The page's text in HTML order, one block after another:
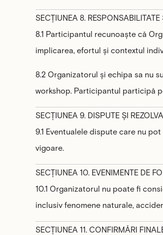
SECȚIUNEA 8.
8.1 Participantul recunoaște că
implicarea, efortul și contextul
8.2 Organizatorul și echipa sa nu
workshop. Participantul participă
SECȚIUNEA 9. DISPUTE ȘI
9.1 Eventualele dispute care nu
vigoare.
SECȚIUNEA 10. EVENIMENTE DE
10.1 Organizatorul nu poate fi
inclusiv fenomene naturale,
SECȚIUNEA 11. CONFIRMĂRI